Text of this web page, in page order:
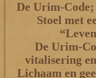
De Urim-Code;
Stoel met
De Urim-
vitalisering
Lichaam en